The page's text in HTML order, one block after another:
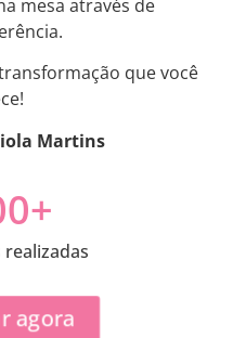
mesa através de
que você
Martins
realizadas
+
agora